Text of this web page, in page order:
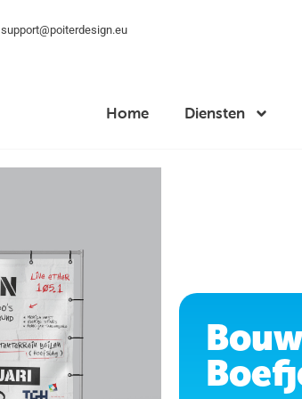
support@poiterdesign.eu
Home Diensten